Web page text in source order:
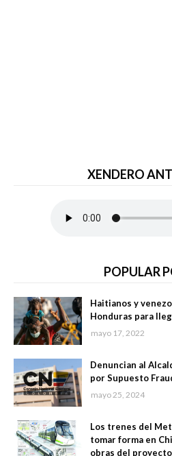
XENDERO
POPULAR
Haitianos y
Honduras para
mayo 17, 2022
Denuncian al
por Supuesto
mayo 25, 2024
Los trenes del
tomar forma en
obras del